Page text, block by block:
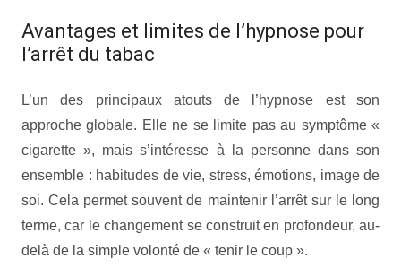
Avantages et limites de l’hypnose pour
l’arrêt du tabac
L’un des principaux atouts de l’hypnose est son
approche globale. Elle ne se limite pas au symptôme «
cigarette », mais s’intéresse à la personne dans son
ensemble : habitudes de vie, stress, émotions, image de
soi. Cela permet souvent de maintenir l’arrêt sur le long
terme, car le changement se construit en profondeur, au-
delà de la simple volonté de « tenir le coup ».